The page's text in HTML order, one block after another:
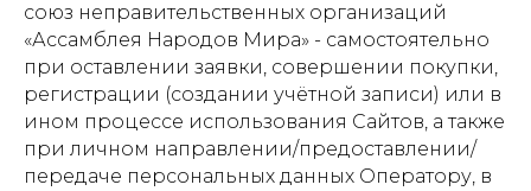
союз неправительственных организаций
«Ассамблея Народов Мира» - самостоятельно
при оставлении заявки, совершении покупки,
регистрации (создании учётной записи) или в
ином процессе использования Сайтов, а также
при личном направлении/предоставлении/
передаче персональных данных Оператору, в